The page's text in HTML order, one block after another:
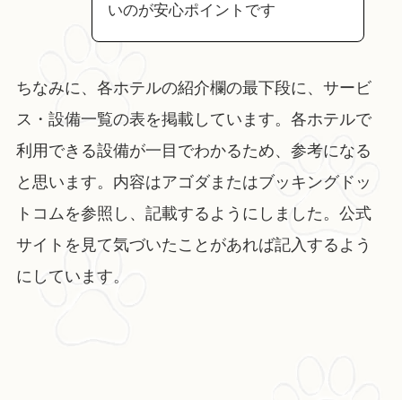
いのが安心ポイントです
ちなみに、各ホテルの紹介欄の最下段に、サービ
ス・設備一覧の表を掲載しています。各ホテルで
利用できる設備が一目でわかるため、参考になる
と思います。内容はアゴダまたはブッキングドッ
トコムを参照し、記載するようにしました。公式
サイトを見て気づいたことがあれば記入するよう
にしています。